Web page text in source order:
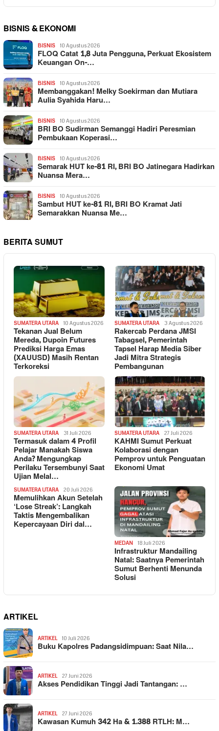
BISNIS & EKONOMI
BISNIS 10 Agustus 2026
FLOQ Catat 1,8 Juta Pengguna, Perkuat Ekosistem
Keuangan On-…
BISNIS 10 Agustus 2026
Membanggakan! Melky Soekirman dan Mutiara
Aulia Syahida Haru…
BISNIS 10 Agustus 2026
BRI BO Sudirman Semanggi Hadiri Peresmian
Pembukaan Koperasi…
BISNIS 10 Agustus 2026
Semarak HUT ke-81 RI, BRI BO Jatinegara Hadirkan
Nuansa Mera…
BISNIS 10 Agustus 2026
Sambut HUT ke-81 RI, BRI BO Kramat Jati
Semarakkan Nuansa Me…
BERITA SUMUT
SUMATERA UTARA 10 Agustus 2026
Tekanan Jual Belum
Mereda, Dupoin Futures
Prediksi Harga Emas
(XAUUSD) Masih Rentan
Terkoreksi
SUMATERA UTARA 3 Agustus 2026
Rakercab Perdana JMSI
Tabagsel, Pemerintah
Tapsel Harap Media Siber
Jadi Mitra Strategis
Pembangunan
SUMATERA UTARA 31 Juli 2026
Termasuk dalam 4 Profil
Pelajar Manakah Siswa
Anda? Mengungkap
Perilaku Tersembunyi Saat
Ujian Melal…
SUMATERA UTARA 27 Juli 2026
KAHMI Sumut Perkuat
Kolaborasi dengan
Pemprov untuk Penguatan
Ekonomi Umat
SUMATERA UTARA 20 Juli 2026
Memulihkan Akun Setelah
‘Lose Streak’: Langkah
Taktis Mengembalikan
Kepercayaan Diri dal…
MEDAN 18 Juli 2026
Infrastruktur Mandailing
Natal: Saatnya Pemerintah
Sumut Berhenti Menunda
Solusi
ARTIKEL
ARTIKEL 10 Juli 2026
Buku Kapolres Padangsidimpuan: Saat Nila…
ARTIKEL 27 Juni 2026
Akses Pendidikan Tinggi Jadi Tantangan: …
ARTIKEL 27 Juni 2026
Kawasan Kumuh 342 Ha & 1.388 RTLH: M…